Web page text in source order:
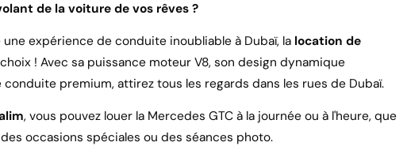
de la voiture de vos rêves ?
expérience de conduite inoubliable à Dubaï, la location de
! Avec sa puissance moteur V8, son design dynamique
premium, attirez tous les regards dans les rues de Dubaï.
, vous pouvez louer la Mercedes GTC à la journée ou à l'heure, que
occasions spéciales ou des séances photo.